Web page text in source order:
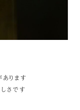
ります
さです